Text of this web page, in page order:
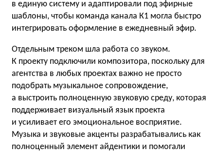
в единую систему и адаптировали под эфирные
шаблоны, чтобы команда канала К1 могла быстро
интегрировать оформление в ежедневный эфир.
Отдельным треком шла работа со звуком.
К проекту подключили композитора, поскольку для
агентства в любых проектах важно не просто
подобрать музыкальное сопровождение,
а выстроить полноценную звуковую среду, которая
поддерживает визуальный язык проекта
и усиливает его эмоциональное восприятие.
Музыка и звуковые акценты разрабатывались как
полноценный элемент айдентики и помогали